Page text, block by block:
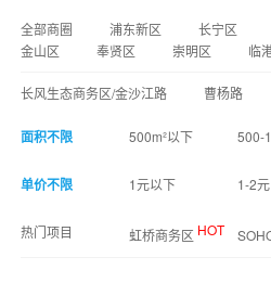
全部商圈 浦东新区 长宁区
金山区
奉贤区 崇明区 临
长风生态商务区/金沙江路 曹杨路
面积不限 500m²以下 500-
单价不限 1元以下 1-2元
热门项目 虹桥商务区 HOT